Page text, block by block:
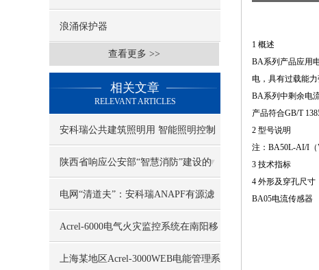
浪涌保护器
查看更多 >>
相关文章
RELEVANT ARTICLES
安科瑞公共建筑照明用 智能照明控制
系统
陕西省响应公安部“智慧消防”建设的
相关规定，积开展电气火灾综合治理
电网“清道夫”：安科瑞ANAPF有源滤
波器小科普
Acrel-6000电气火灾监控系统在南阳移
动生产楼的应用
上海某地区Acrel-3000WEB电能管理系
1 概述
BA系列产品应用
电，具有过载能
BA系列中剩余电
产品符合GB/T
2 型号说明
注：BA50L-AI/I
3 技术指标
4 外形及穿孔尺寸
BA05电流传感器